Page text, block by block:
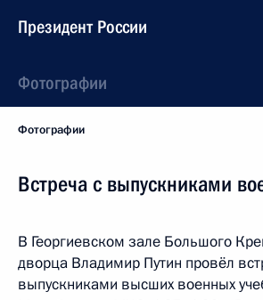
Президент России
Фотографии
Фотографии
Встреча с выпускниками
В Георгиевском зале Большого
дворца Владимир Путин провёл
выпускниками высших военных